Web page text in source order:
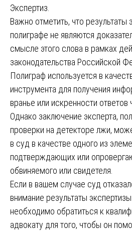
Экспертиз.
Важно отметить, что результаты
полиграфе не являются
смысле этого слова в рамках
законодательства Российской
Полиграф используется в
инструмента для получения
вранье или искренности ответов
Однако заключение эксперта,
проверки на детекторе лжи,
в суд в качестве одного из
подтверждающих или
обвиняемого или свидетеля.
Если в вашем случае суд
внимание результаты
необходимо обратиться к
адвокату для того, чтобы он